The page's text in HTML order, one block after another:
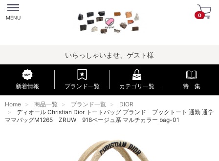
Menu
MENU 0
いらっしゃいませ、ゲスト様
新着情報 ブランド一覧 カテゴリ一覧 特 集
Home 商品一覧 ブランド一覧
DIOR
ディオール Christian Dior トートバッグ ブランド ブックトート 通勤 通学
ママバッグM1265 ZRUW 918ベージュ系 マルチカラー bag-01